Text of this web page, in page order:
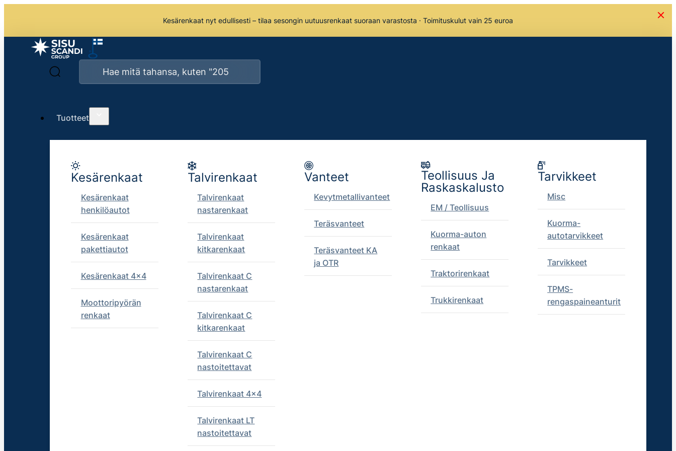
Kesärenkaat nyt edullisesti – tilaa sesongin uutuusrenkaat suoraan varastosta · Toimituskulut vain 25 euroa
Tuotteet
Kesärenkaat
Kesärenkaat
henkilöautot
Kesärenkaat
pakettiautot
Kesärenkaat 4x4
Moottoripyörän
renkaat
Talvirenkaat
Talvirenkaat
nastarenkaat
Talvirenkaat
kitkarenkaat
Talvirenkaat C
nastarenkaat
Talvirenkaat C
kitkarenkaat
Talvirenkaat C
nastoitettavat
Talvirenkaat 4x4
Talvirenkaat LT
nastoitettavat
Vanteet
Kevytmetallivanteet
Teräsvanteet
Teräsvanteet KA
ja OTR
Teollisuus Ja
Raskaskalusto
EM / Teollisuus
Kuorma-auton
renkaat
Traktorirenkaat
Trukkirenkaat
Tarvikkeet
Misc
Kuorma-
autotarvikkeet
Tarvikkeet
TPMS-
rengaspaineanturit